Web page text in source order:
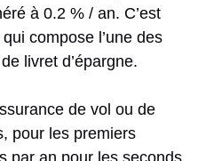
à 0.2 % / an. C’est
qui compose l’une des
livret d’épargne.
de vol ou de
pour les premiers